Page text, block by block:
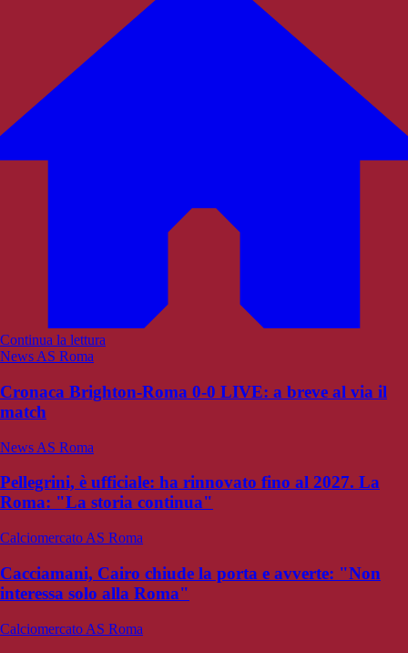
Continua la lettura
News AS Roma
Cronaca Brighton-Roma 0-0 LIVE: a breve al via il
match
News AS Roma
Pellegrini, è ufficiale: ha rinnovato fino al 2027. La
Roma: "La storia continua"
Calciomercato AS Roma
Cacciamani, Cairo chiude la porta e avverte: "Non
interessa solo alla Roma"
Calciomercato AS Roma